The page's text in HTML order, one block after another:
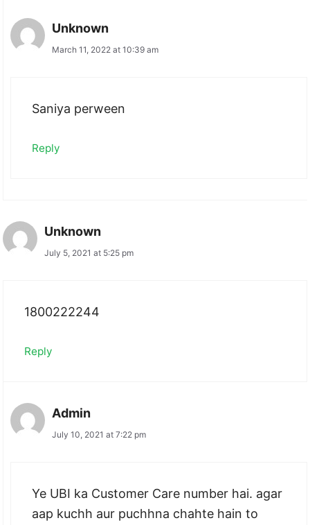
Unknown
March 11, 2022 at 10:39 am
Saniya perween
Reply
Unknown
July 5, 2021 at 5:25 pm
1800222244
Reply
Admin
July 10, 2021 at 7:22 pm
Ye UBI ka Customer Care number hai. agar
aap kuchh aur puchhna chahte hain to